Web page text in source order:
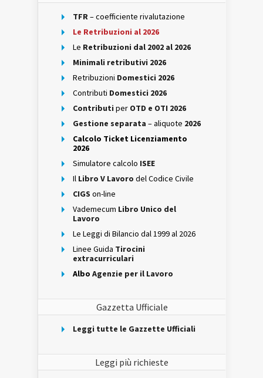
TFR– coefficiente rivalutazione
Le Retribuzioni al 2026
Le Retribuzioni dal 2002 al 2026
Minimali retributivi 2026
Retribuzioni Domestici 2026
Contributi Domestici 2026
Contributi per OTD e OTI 2026
Gestione separata – aliquote 2026
Calcolo Ticket Licenziamento
2026
Simulatore calcolo ISEE
Il Libro V Lavoro del Codice Civile
CIGS on-line
Vademecum Libro Unico del
Lavoro
Le Leggi di Bilancio dal 1999 al 2026
Linee Guida Tirocini
extracurriculari
Albo Agenzie per il Lavoro
Gazzetta Ufficiale
Leggi tutte le Gazzette Ufficiali
Leggi più richieste